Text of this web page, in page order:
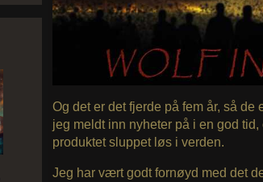
Og det er det fjerde på fem år, så de
jeg meldt inn nyheter på i en god
produktet sluppet løs i verden.
Jeg har vært godt fornøyd med det